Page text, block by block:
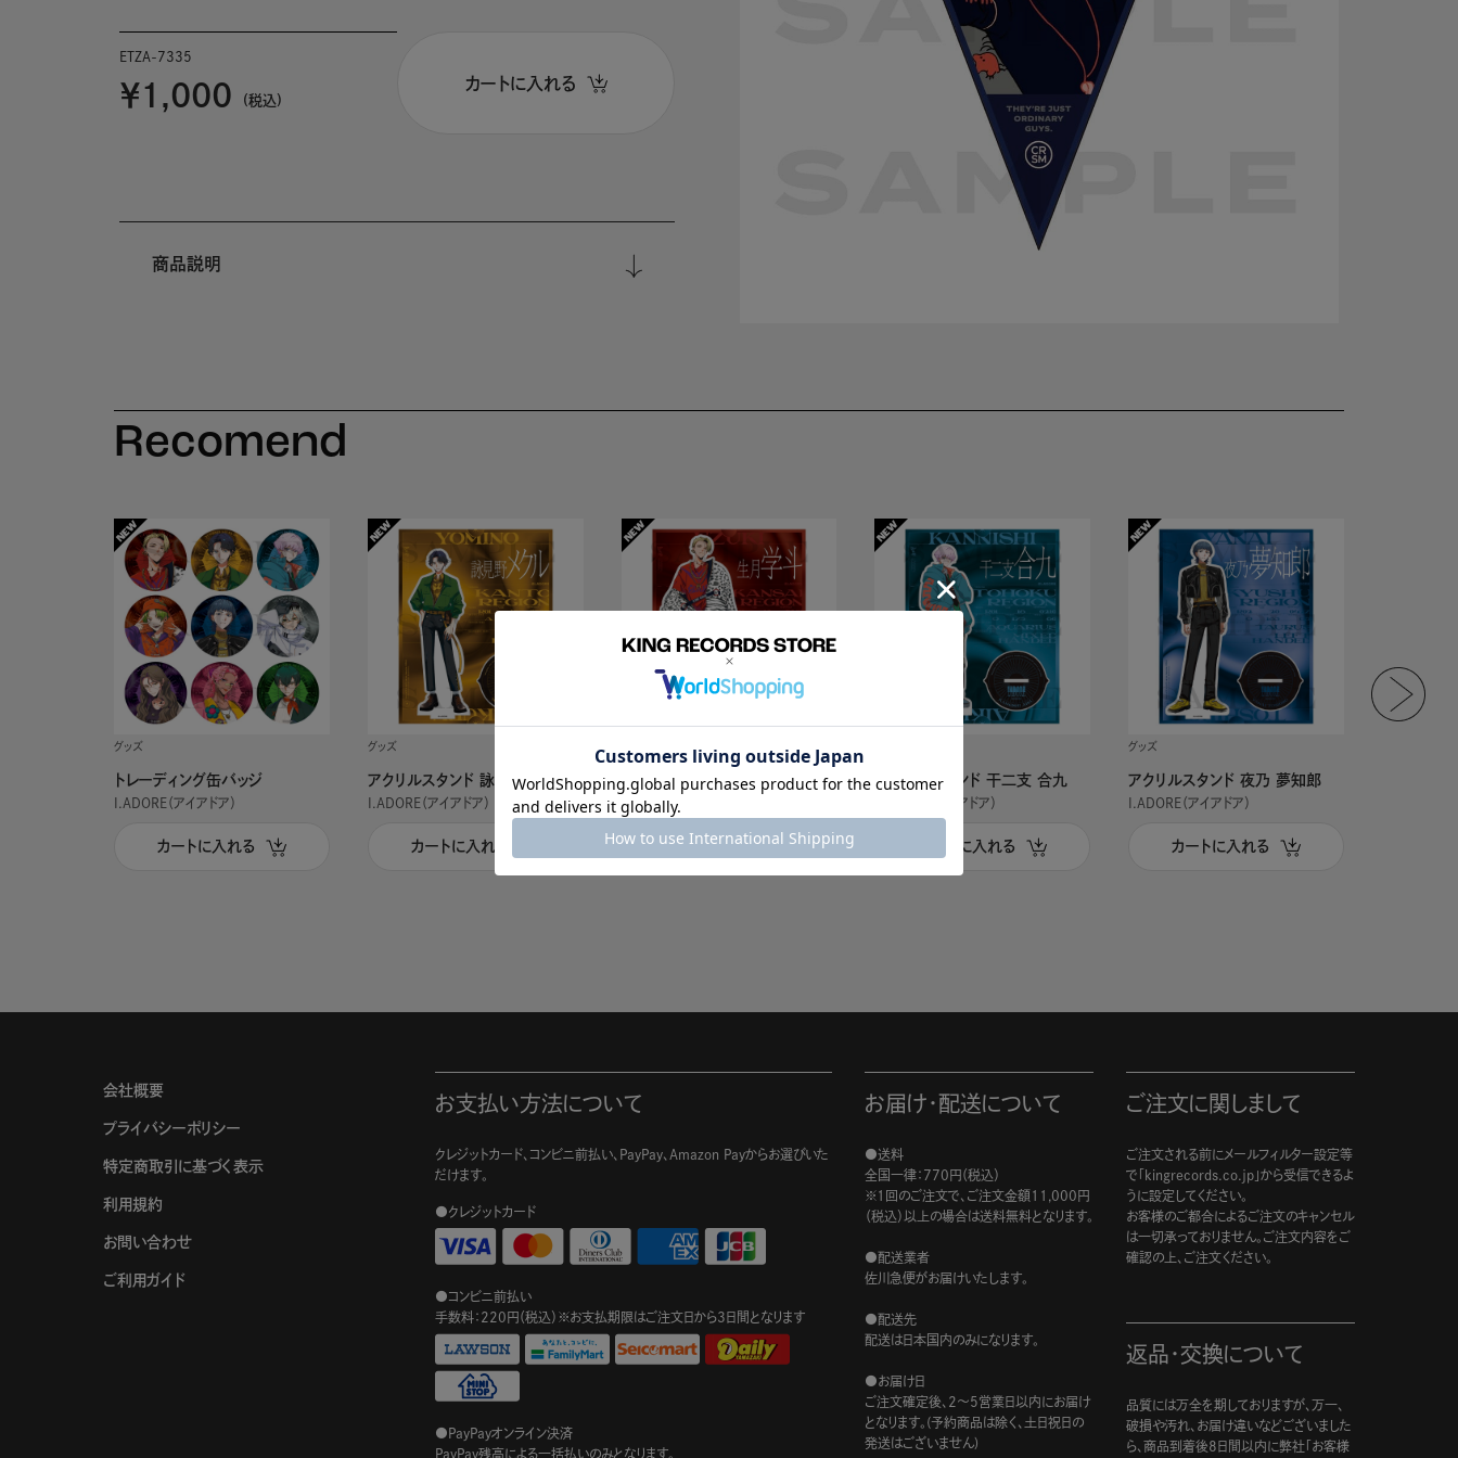
ETZA-7335
￥1,000 (税込)
カートに入れる
商品説明
Recomend
グッズ
トレーディング缶バッジ
I.ADORE（アイアドア）
カートに入れる
グッズ
アクリルスタンド 詠見野 メクル
I.ADORE（アイアドア）
カートに入れる
アクリルスタンド 生月 学斗
I.ADORE（アイアドア）
カートに入れる
アクリルスタンド 干二支 合九
I.ADORE（アイアドア）
カートに入れる
グッズ
アクリルスタンド 夜乃 夢知郎
I.ADORE（アイアドア）
カートに入れる
会社概要
プライバシーポリシー
特定商取引に基づく表示
利用規約
お問い合わせ
ご利用ガイド
お支払い方法について
クレジットカード、コンビニ前払い、PayPay、Amazon Payからお選びいた
だけます。
●クレジットカード
●コンビニ前払い
手数料：220円（税込）※お支払期限はご注文日から3日間となります
●PayPayオンライン決済
PayPay残高による一括払いのみとなります。
お届け・配送について
●送料
全国一律：770円（税込）
※1回のご注文で、ご注文金額11,000円
（税込）以上の場合は送料無料となります。
●配送業者
佐川急便がお届けいたします。
●配送先
配送は日本国内のみになります。
●お届け日
ご注文確定後、2～5営業日以内にお届け
となります。(予約商品は除く、土日祝日の
発送はございません)
ご注文に関しまして
ご注文される前にメールフィルター設定等
で「kingrecords.co.jp」から受信できるよ
うに設定してください。
お客様のご都合によるご注文のキャンセル
は一切承っておりません。ご注文内容をご
確認の上、ご注文ください。
返品・交換について
品質には万全を期しておりますが、万一、
破損や汚れ、お届け違いなどございました
ら、商品到着後8日間以内に弊社「お客様